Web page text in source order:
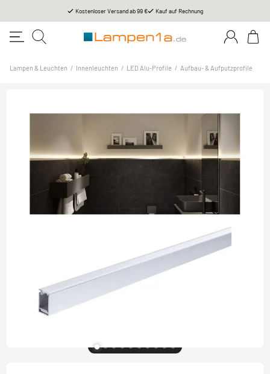
Kostenloser Versand ab 99 € Kauf auf Rechnung
Lampen & Leuchten / Innenleuchten / LED Alu-Profile / Aufbau- & Aufputzprofile